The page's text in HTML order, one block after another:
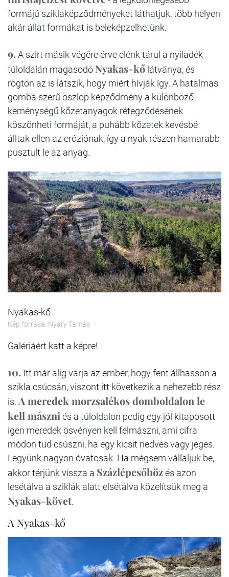
formájú sziklaképződményeket láthatjuk, több helyen
akár állat formákat is beleképzelhetünk.
9.A szirt másik végére érve elénk tárul a nyiladék
túloldalán magasodó Nyakas-kő látványa, és
rögtön az is látszik, hogy miért hívják így. A hatalmas
gomba szerű oszlop képződmény a különböző
keménységű kőzetanyagok rétegződésének
köszönheti formáját, a puhább kőzetek kevésbé
álltak ellen az eróziónak, így a nyak részen hamarabb
pusztult le az anyag.
Nyakas-kő
Kép forrása: Nyáry Tamás
Galériáért katt a képre!
10. Itt már alig várja az ember, hogy fent állhasson a
szikla csúcsán, viszont itt következik a nehezebb rész
is. A meredek morzsalékos domboldalon le
kell mászni és a túloldalon pedig egy jól kitaposott
igen meredek ösvényen kell felmászni, ami cifra
módon tud csúszni, ha egy kicsit nedves vagy jeges.
Legyünk nagyon óvatosak. Ha mégsem vállaljuk be,
akkor térjünk vissza a Százlépcsőhözés azon
lesétálva a sziklák alatt elsétálva közelítsük meg a
Nyakas-követ.
A Nyakas-kő